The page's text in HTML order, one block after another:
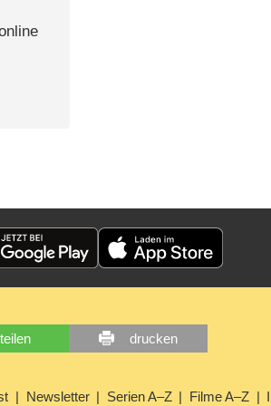
teilen drucken
Newsletter Serien A–Z Filme A–Z